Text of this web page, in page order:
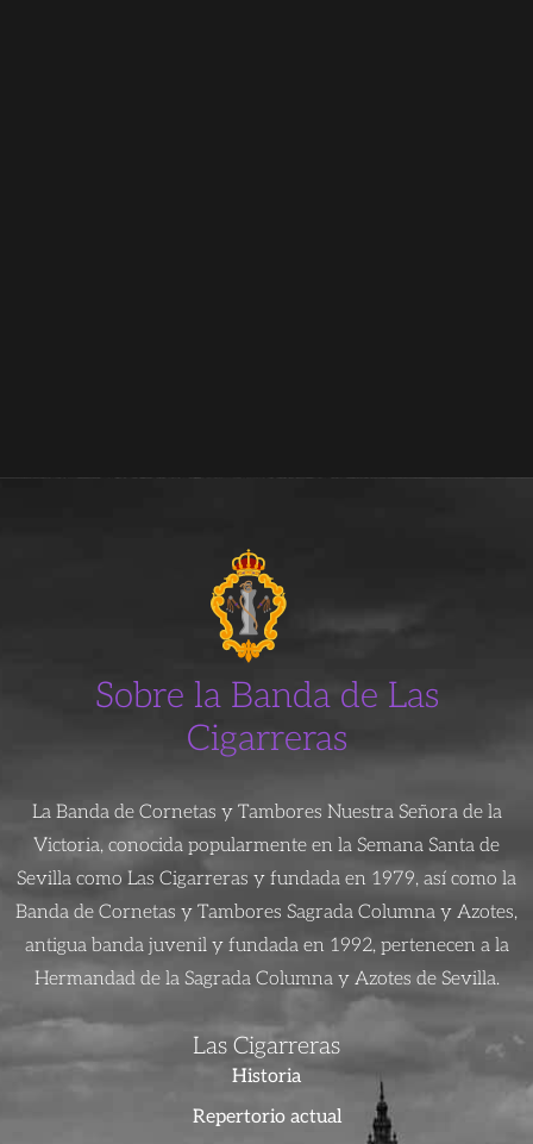
Sobre la Banda de Las
Cigarreras
La Banda de Cornetas y Tambores Nuestra Señora de la
Victoria, conocida popularmente en la Semana Santa de
Sevilla como Las Cigarreras y fundada en 1979, así como la
Banda de Cornetas y Tambores Sagrada Columna y Azotes,
antigua banda juvenil y fundada en 1992, pertenecen a la
Hermandad de la Sagrada Columna y Azotes de Sevilla.
Las Cigarreras
Historia
Repertorio actual